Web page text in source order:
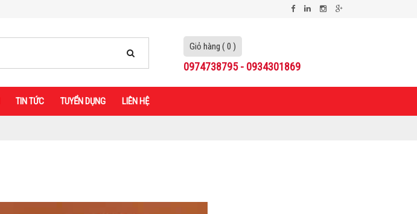
Giỏ hàng ( 0 )
0974738795 - 0934301869
TIN TỨC TUYỂN DỤNG LIÊN HỆ